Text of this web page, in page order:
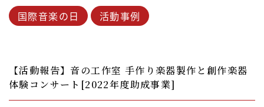
国際音楽の日 活動事例
【活動報告】音の工作室 手作り楽器製作と創作楽器
体験コンサート[2022年度助成事業]